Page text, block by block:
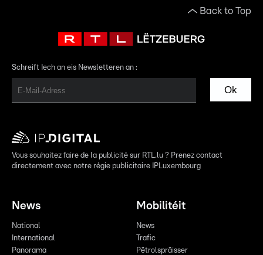
Back to Top
Schreift Iech an eis Newsletteren an :
Ok
Vous souhaitez faire de la publicité sur RTL.lu ? Prenez contact
directement avec notre régie publicitaire IPLuxembourg
News
National
International
Panorama
Mobilitéit
News
Trafic
Pëtrolspräisser